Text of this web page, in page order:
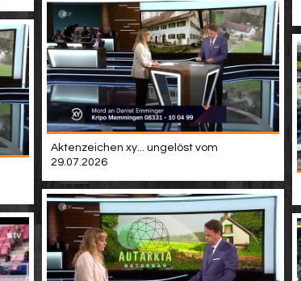
Aktenzeichen xy... ungelöst vom
29.07.2026